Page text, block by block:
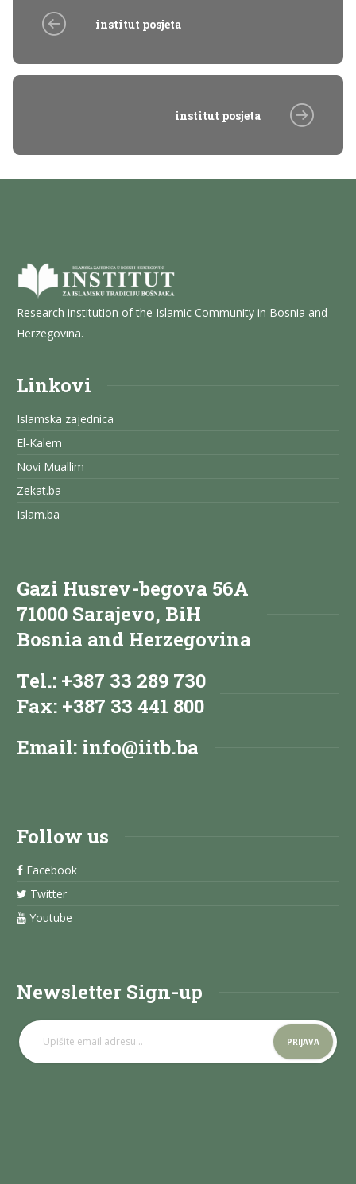
institut posjeta
institut posjeta
Research institution of the Islamic Community in Bosnia and
Herzegovina.
Linkovi
Islamska zajednica
El-Kalem
Novi Muallim
Zekat.ba
Islam.ba
Gazi Husrev-begova 56A
71000 Sarajevo, BiH
Bosnia and Herzegovina
Tel.: +387 33 289 730
Fax: +387 33 441 800
Email: info@iitb.ba
Follow us
Facebook
Twitter
Youtube
Newsletter Sign-up